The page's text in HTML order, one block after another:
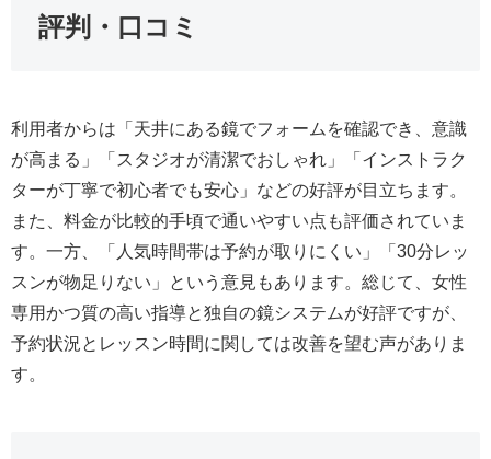
評判・口コミ
利用者からは「天井にある鏡でフォームを確認でき、意識
が高まる」「スタジオが清潔でおしゃれ」「インストラク
ターが丁寧で初心者でも安心」などの好評が目立ちます。
また、料金が比較的手頃で通いやすい点も評価されていま
す。一方、「人気時間帯は予約が取りにくい」「30分レッ
スンが物足りない」という意見もあります。総じて、女性
専用かつ質の高い指導と独自の鏡システムが好評ですが、
予約状況とレッスン時間に関しては改善を望む声がありま
す。